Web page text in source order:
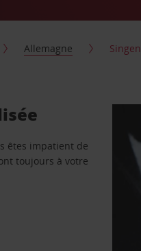
Allemagne Singen
êtes impatient de
toujours à votre